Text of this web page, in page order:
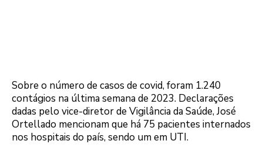
Sobre o número de casos de covid, foram 1.240
contágios na última semana de 2023. Declarações
dadas pelo vice-diretor de Vigilância da Saúde, José
Ortellado mencionam que há 75 pacientes internados
nos hospitais do país, sendo um em UTI.